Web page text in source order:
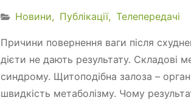
Новини Публікації Телепередачі
Причини повернення ваги після
дієти не дають результату. Складові
синдрому. Щитоподібна залоза –
швидкість метаболізму. Чому